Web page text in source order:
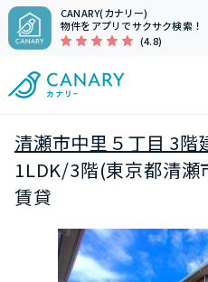
CANARY(カナリー)
物件をアプリでサクサク検索！
(4.8)
清瀬市中里５丁目 3階
1LDK/3階(東京都清瀬
賃貸